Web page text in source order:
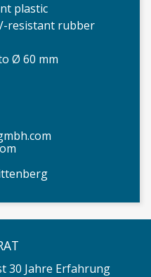
plastic
resistant rubber
Ø 60 mm
30 Jahre Erfahrung